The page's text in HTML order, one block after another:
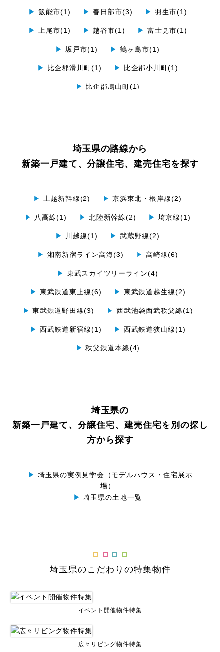
▶ 飯能市(1) ▶ 春日部市(3) ▶ 羽生市(1)
▶ 上尾市(1) ▶ 越谷市(1) ▶ 富士見市(1)
▶ 坂戸市(1) ▶ 鶴ヶ島市(1)
▶ 比企郡滑川町(1) ▶ 比企郡小川町(1)
▶ 比企郡鳩山町(1)
埼玉県の路線から
新築一戸建て、分譲住宅、建売住宅を探す
▶ 上越新幹線(2) ▶ 京浜東北・根岸線(2)
▶ 八高線(1) ▶ 北陸新幹線(2) ▶ 埼京線(1)
▶ 川越線(1) ▶ 武蔵野線(2)
▶ 湘南新宿ライン高海(3) ▶ 高崎線(6)
▶ 東武スカイツリーライン(4)
▶ 東武鉄道東上線(6) ▶ 東武鉄道越生線(2)
▶ 東武鉄道野田線(3) ▶ 西武池袋西武秩父線(1)
▶ 西武鉄道新宿線(1) ▶ 西武鉄道狭山線(1)
▶ 秩父鉄道本線(4)
埼玉県の
新築一戸建て、分譲住宅、建売住宅を別の探し
方から探す
▶ 埼玉県の実例見学会（モデルハウス・住宅展示
場）
▶ 埼玉県の土地一覧
埼玉県のこだわりの特集物件
イベント開催物件特集
広々リビング物件特集